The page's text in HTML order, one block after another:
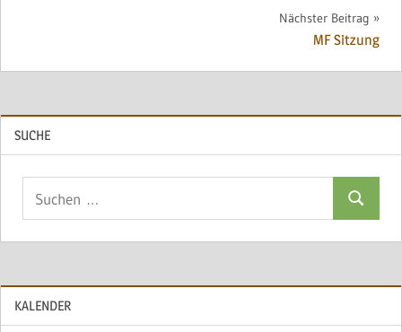
Nächster Beitrag
MF Sitzung
SUCHE
Suchen
KALENDER